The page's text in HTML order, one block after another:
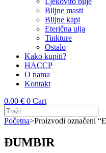
Biljne masti
Biljne kapi
Eterična ulja
Tinkture
Ostalo
Kako kupiti?
HACCP
O nama
Kontakt
0.00 € 0 Cart
Početna>Proizvodi označeni
ĐUMBIR